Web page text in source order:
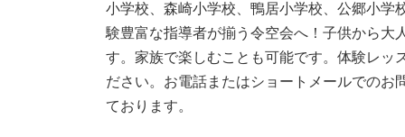
小学校、森崎小学校、鴨居小学校、公郷小学
験豊富な指導者が揃う令空会へ！子供から大
す。家族で楽しむことも可能です。体験レッ
ださい。お電話またはショートメールでのお
ております。